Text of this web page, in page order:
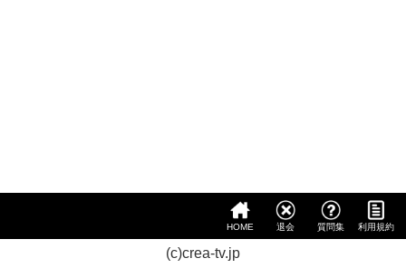
HOME 利用規約
質問集
退会
(c)crea-tv.jp